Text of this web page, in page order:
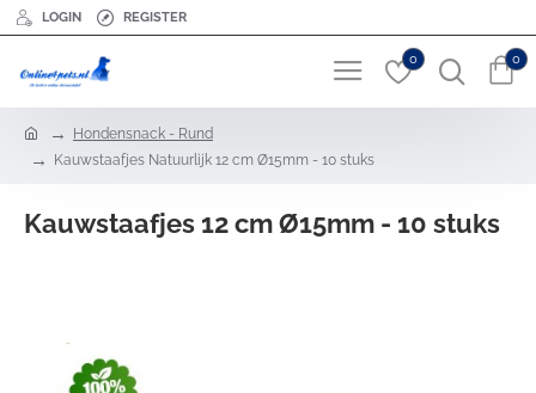
LOGIN REGISTER
0 0
Hondensnack - Rund
Kauwstaafjes Natuurlijk 12 cm Ø15mm - 10 stuks
Kauwstaafjes 12 cm Ø15mm - 10 stuks